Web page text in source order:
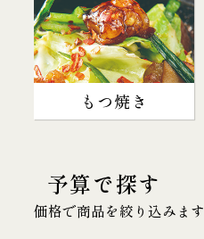
もつ焼き
予算で探す
価格で商品を絞り込みます